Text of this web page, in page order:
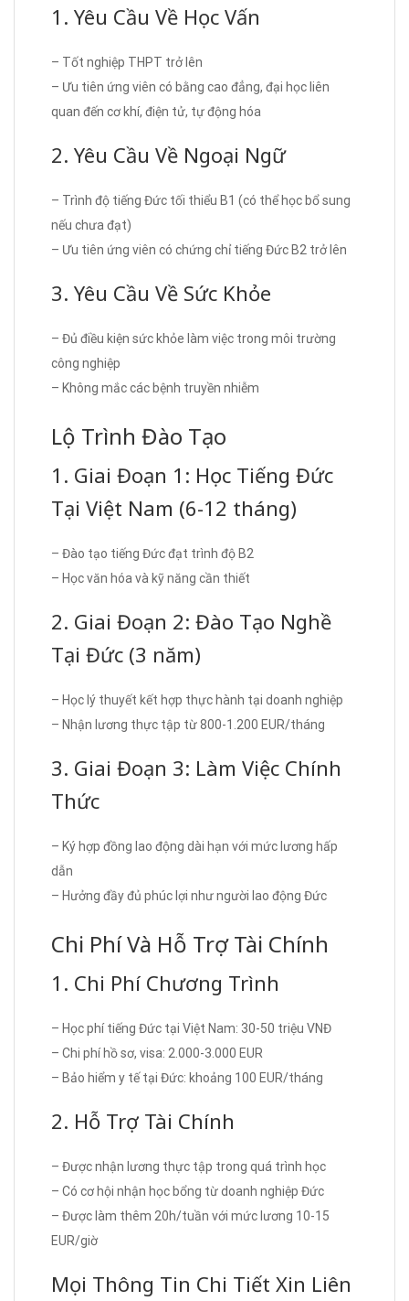
1. Yêu Cầu Về Học Vấn
– Tốt nghiệp THPT trở lên
– Ưu tiên ứng viên có bằng cao đẳng, đại học liên
quan đến cơ khí, điện tử, tự động hóa
2. Yêu Cầu Về Ngoại Ngữ
– Trình độ tiếng Đức tối thiểu B1 (có thể học bổ sung
nếu chưa đạt)
– Ưu tiên ứng viên có chứng chỉ tiếng Đức B2 trở lên
3. Yêu Cầu Về Sức Khỏe
– Đủ điều kiện sức khỏe làm việc trong môi trường
công nghiệp
– Không mắc các bệnh truyền nhiễm
Lộ Trình Đào Tạo
1. Giai Đoạn 1: Học Tiếng Đức
Tại Việt Nam (6-12 tháng)
– Đào tạo tiếng Đức đạt trình độ B2
– Học văn hóa và kỹ năng cần thiết
2. Giai Đoạn 2: Đào Tạo Nghề
Tại Đức (3 năm)
– Học lý thuyết kết hợp thực hành tại doanh nghiệp
– Nhận lương thực tập từ 800-1.200 EUR/tháng
3. Giai Đoạn 3: Làm Việc Chính
Thức
– Ký hợp đồng lao động dài hạn với mức lương hấp
dẫn
– Hưởng đầy đủ phúc lợi như người lao động Đức
Chi Phí Và Hỗ Trợ Tài Chính
1. Chi Phí Chương Trình
– Học phí tiếng Đức tại Việt Nam: 30-50 triệu VNĐ
– Chi phí hồ sơ, visa: 2.000-3.000 EUR
– Bảo hiểm y tế tại Đức: khoảng 100 EUR/tháng
2. Hỗ Trợ Tài Chính
– Được nhận lương thực tập trong quá trình học
– Có cơ hội nhận học bổng từ doanh nghiệp Đức
– Được làm thêm 20h/tuần với mức lương 10-15
EUR/giờ
Mọi Thông Tin Chi Tiết Xin Liên